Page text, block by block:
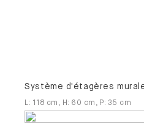
Système d'étagères
L : 118 cm H: 60 cm P: 35 cm